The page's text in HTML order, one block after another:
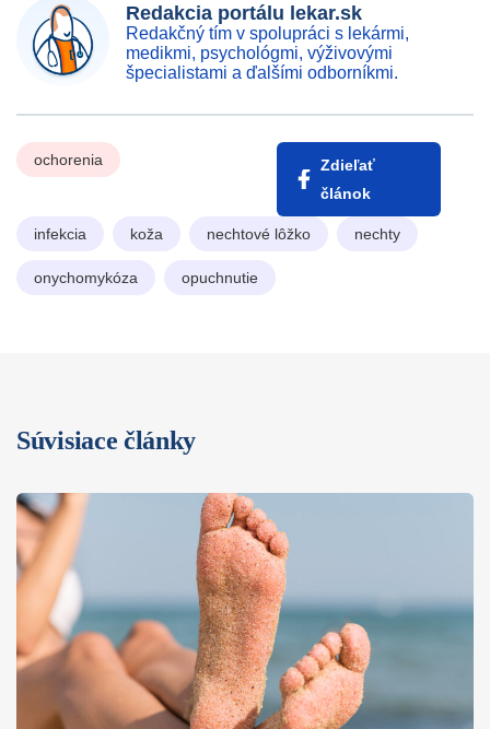
Redakcia portálu lekar.sk
Redakčný tím v spolupráci s lekármi,
medikmi, psychológmi, výživovými
špecialistami a ďalšími odborníkmi.
ochorenia
Zdieľať
článok
infekcia koža nechtové lôžko nechty
onychomykóza opuchnutie
Súvisiace články